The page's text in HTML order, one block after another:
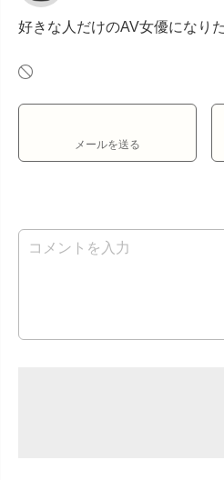
好きな人だけのAV女優になり
メールを送る